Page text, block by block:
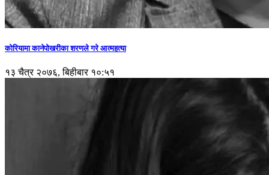
कोरियामा कानेपोखरीका शरणले गरे आत्महत्या
१३ चैत्र २०७६, बिहीबार १०:५१